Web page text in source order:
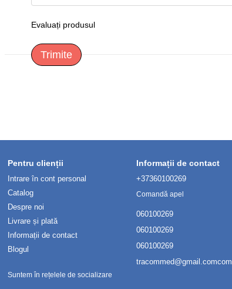
Evaluați produsul
Trimite
Pentru clienții
Intrare în cont personal
Catalog
Despre noi
Livrare și plată
Informații de contact
Blogul
Suntem în rețelele de socializare
Informații de contact
+37360100269
Comandă apel
060100269
060100269
060100269
tracommed@gmail.comcom